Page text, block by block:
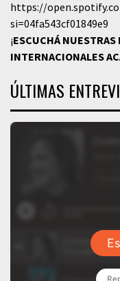
https://
si=04fa543cf01849e9
¡ESCUCHÁ
INTERNACIONALES
ÚLTIMAS